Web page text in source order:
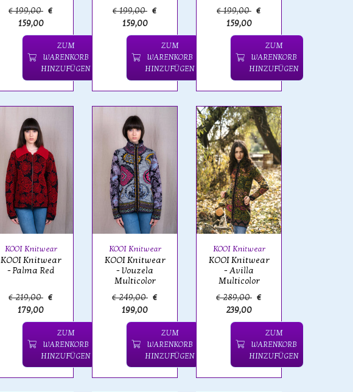
€ 199,00 €
159,00
ZUM
WARENKORB
HINZUFÜGEN
€ 199,00 €
159,00
ZUM
WARENKORB
HINZUFÜGEN
€ 199,00 €
159,00
ZUM
WARENKORB
HINZUFÜGEN
KOOI Knitwear
KOOI Knitwear
- Palma Red
€ 219,00 €
179,00
ZUM
WARENKORB
HINZUFÜGEN
KOOI Knitwear
KOOI Knitwear
- Vouzela
Multicolor
€ 249,00 €
199,00
ZUM
WARENKORB
HINZUFÜGEN
KOOI Knitwear
KOOI Knitwear
- Avilla
Multicolor
€ 289,00 €
239,00
ZUM
WARENKORB
HINZUFÜGEN